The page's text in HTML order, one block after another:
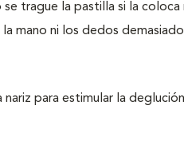
trague la pastilla si la coloca
mano ni los dedos
para estimular la